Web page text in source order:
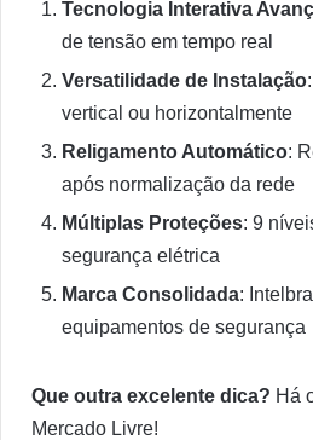
Tecnologia Interativa
de tensão em tempo real
Versatilidade de Instalação
vertical ou horizontalmente
Religamento Automático:
após normalização da rede
Múltiplas Proteções: 9
segurança elétrica
Marca Consolidada:
equipamentos de segurança
Que outra excelente dica? Há
Mercado Livre!